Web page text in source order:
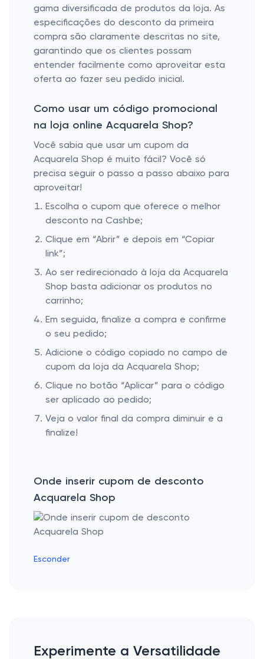
gama diversificada de produtos da loja. As
especificações do desconto da primeira
compra são claramente descritas no site,
garantindo que os clientes possam
entender facilmente como aproveitar esta
oferta ao fazer seu pedido inicial.
Como usar um código promocional
na loja online Acquarela Shop?
Você sabia que usar um cupom da
Acquarela Shop é muito fácil? Você só
precisa seguir o passo a passo abaixo para
aproveitar!
Escolha o cupom que oferece o melhor
desconto na Cashbe;
Clique em “Abrir” e depois em “Copiar
link”;
Ao ser redirecionado à loja da Acquarela
Shop basta adicionar os produtos no
carrinho;
Em seguida, finalize a compra e confirme
o seu pedido;
Adicione o código copiado no campo de
cupom da loja da Acquarela Shop;
Clique no botão “Aplicar” para o código
ser aplicado ao pedido;
Veja o valor final da compra diminuir e a
finalize!
Onde inserir cupom de desconto
Acquarela Shop
Esconder
Experimente a Versatilidade